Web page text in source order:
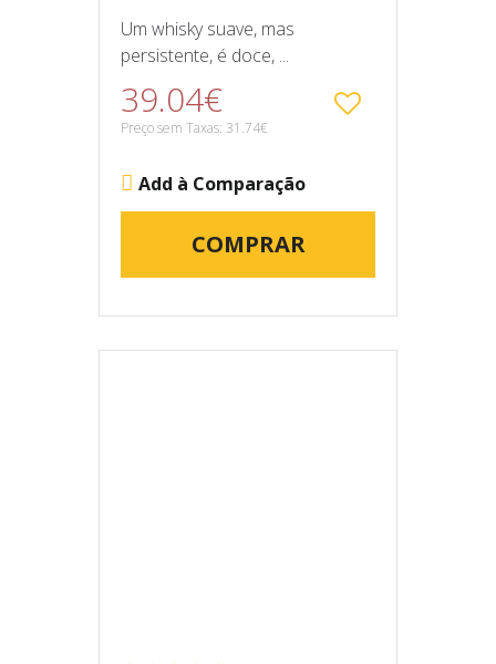
Um whisky suave, mas
persistente, é doce, ...
39.04€
Preço sem Taxas: 31.74€
Add à Comparação
COMPRAR